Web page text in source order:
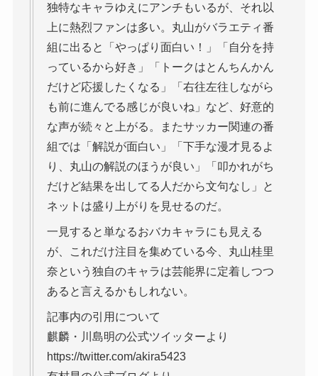
独特なキャラゆえにアンチもいるが、それ以
上に熱烈ファンは多い。丸山がバラエティ番
組に出ると「やっぱり面白い！」「自分を持
っているから好き」「トークはとんちんかん
だけど応援したくなる」「右往左往しながら
も前に進んでる感じが良いね」など、好意的
な声が続々と上がる。またサッカー関連の番
組では「解説が面白い」「下手な漫才見るよ
り、丸山の解説のほうが良い」「叩かれがち
だけど結果を出してる人だから文句なし」と
ネットは盛り上がりを見せるのだ。
一見すると単なるおバカキャラにも見える
が、これだけ注目を集めている今、丸山桂里
奈という独自のキャラは芸能界に定着しつつ
あると言えるかもしれない。
記事内の引用について
麒麟・川島明の公式ツイッターより
https://twitter.com/akira5423